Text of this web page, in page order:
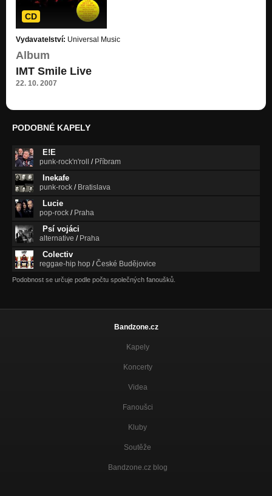
CD
Vydavatelství: Universal Music
Album
IMT Smile Live
22. 10. 2007
PODOBNÉ KAPELY
E!E
punk-rock'n'roll / Příbram
Inekafe
punk-rock / Bratislava
Lucie
pop-rock / Praha
Psí vojáci
alternative / Praha
Colectiv
reggae-hip hop /České Budějovice
Podobnost se určuje podle počtu společných fanoušků.
Bandzone.cz
Kapely
Koncerty
Videa
Fanoušci
Kluby
Soutěže
Bandzone.cz blog